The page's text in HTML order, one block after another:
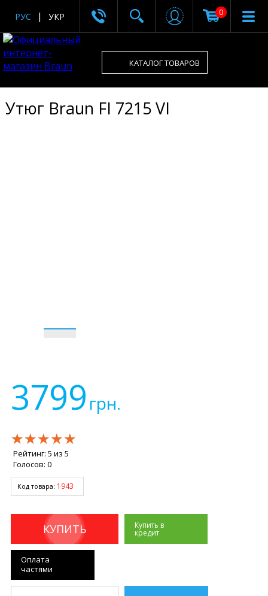
0
РУС УКР
КАТАЛОГ ТОВАРОВ
Утюг Braun FI 7215 VI
3799 грн.
★★★★★
★★★★★
★★★★★
Рейтинг: 5 из 5
Голосов: 0
Код товара: 1943
КУПИТЬ Купить в
кредит
Оплата
частями